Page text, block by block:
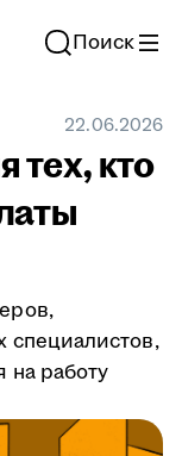
Поиск
22.06.2026
тех, кто
специалистов,
на работу